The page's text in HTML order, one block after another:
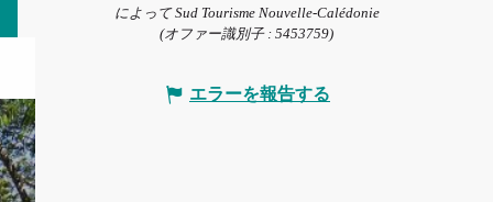
によって Sud Tourisme Nouvelle-Calédonie
(オファー識別子 : 5453759)
エラーを報告する